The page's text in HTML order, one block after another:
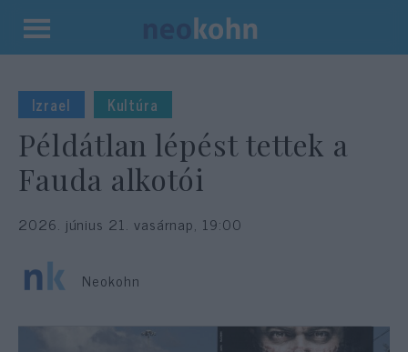
Kilépés
tartalomba
Izrael Kultúra
Példátlan lépést tettek a
Fauda alkotói
2026. június 21. vasárnap, 19:00
Neokohn